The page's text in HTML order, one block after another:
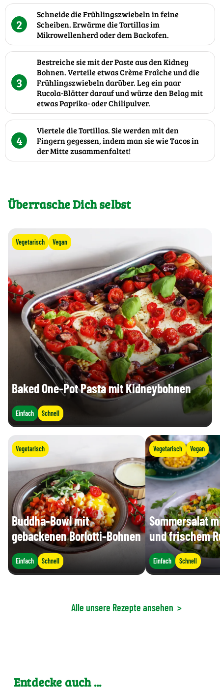
2
Schneide die Frühlingszwiebeln in feine
Scheiben. Erwärme die Tortillas im
Mikrowellenherd oder dem Backofen.
3
Bestreiche sie mit der Paste aus den Kidney
Bohnen. Verteile etwas Crème Fraîche und die
Frühlingszwiebeln darüber. Leg ein paar
Rucola-Blätter darauf und würze den Belag mit
etwas Paprika- oder Chilipulver.
4
Viertele die Tortillas. Sie werden mit den
Fingern gegessen, indem man sie wie Tacos in
der Mitte zusammenfaltet!
Überrasche Dich selbst
Vegetarisch Vegan
Baked One-Pot Pasta mit Kidneybohnen
Einfach Schnell
Vegetarisch
Buddha-Bowl mit
gebackenen Borlotti-Bohnen
Einfach Schnell
Vegetarisch Vegan
Sommersalat
und frischem
Einfach Schnell
Alle unsere Rezepte ansehen >
Entdecke auch ...